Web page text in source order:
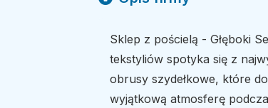
Sklep z pościelą - Głęboki
tekstyliów spotyka się z
obrusy szydełkowe, które
wyjątkową atmosferę